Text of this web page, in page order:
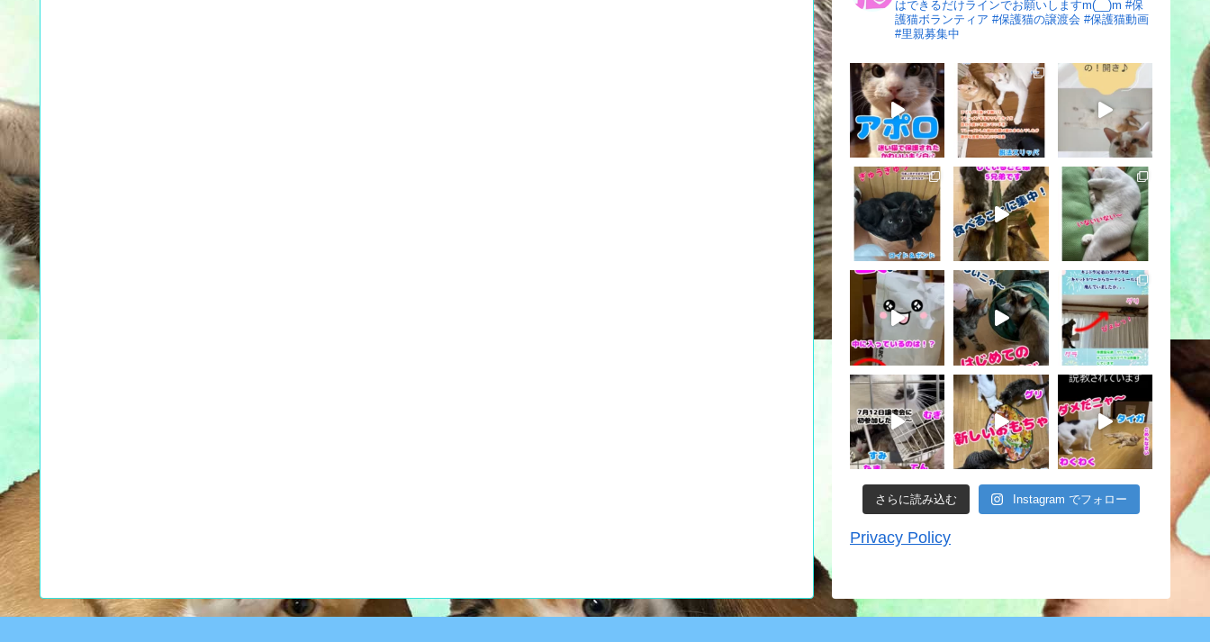
はできるだけラインでお願いしますm(__)m #保
護猫ボランティア #保護猫の譲渡会 #保護猫動画
#里親募集中
さらに読み込む Instagram でフォロー
Privacy Policy